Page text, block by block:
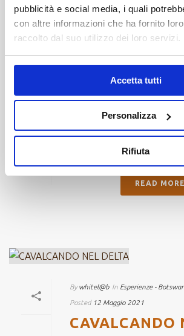
pubblicità e social media, i quali
con altre informazioni che ha fornito
raccolto dal suo utilizzo dei loro servizi.
Accetta tutti
Personalizza
Rifiuta
READ MORE
whitel@b In Esperienze -
Posted 12 Maggio 2021
YOGA SAFARI
READ MORE
By whitel@b In Esperienze -
Posted 12 Maggio 2021
CAVALCANDO